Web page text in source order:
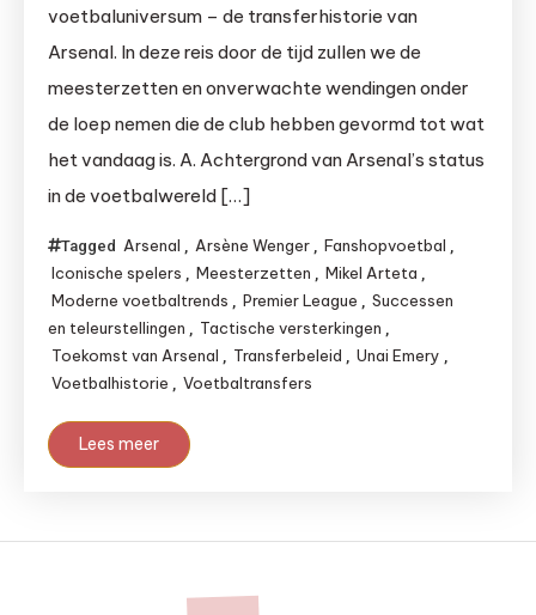
voetbaluniversum – de transferhistorie van
Arsenal. In deze reis door de tijd zullen we de
meesterzetten en onverwachte wendingen onder
de loep nemen die de club hebben gevormd tot wat
het vandaag is. A. Achtergrond van Arsenal’s status
in de voetbalwereld […]
Tagged Arsenal , Arsène Wenger , Fanshopvoetbal ,
Iconische spelers , Meesterzetten , Mikel Arteta ,
Moderne voetbaltrends , Premier League , Successen
en teleurstellingen , Tactische versterkingen ,
Toekomst van Arsenal , Transferbeleid , Unai Emery ,
Voetbalhistorie , Voetbaltransfers
Lees meer